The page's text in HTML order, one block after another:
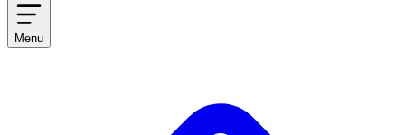
Menu